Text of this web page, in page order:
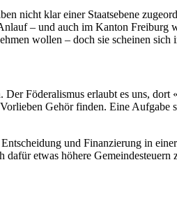
nicht klar einer Staatsebene
– und auch im Kanton Freiburg
wollen – doch sie scheinen
Föderalismus erlaubt es uns,
Gehör finden. Eine
und Finanzierung in
etwas höhere